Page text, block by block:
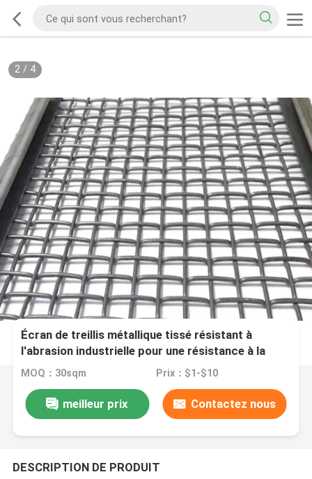
2/ 4
Écran de treillis métallique tissé résistant à
l'abrasion industrielle pour une résistance à la
corrosion et aux chocs
MOQ：30sqm Prix：$1-$10
meilleur prix Contactez nous
DESCRIPTION DE PRODUIT